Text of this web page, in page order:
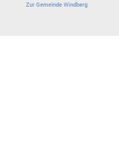
Zur Gemeinde Windberg